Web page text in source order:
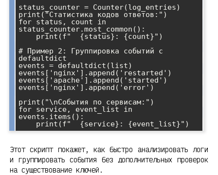
status_counter = Counter(log_entries)
print("Статистика кодов ответов:")
for status, count in
status_counter.most_common():
# Пример 2: Группировка событий с
defaultdict
events = defaultdict(list)
events['nginx'].append('restarted')
events['apache'].append('started')
events['nginx'].append('error')
print("\nСобытия по сервисам:")
for service, event_list in
events.items():
Этот скрипт покажет, как быстро анализировать логи
и группировать события без дополнительных проверок
на существование ключей.